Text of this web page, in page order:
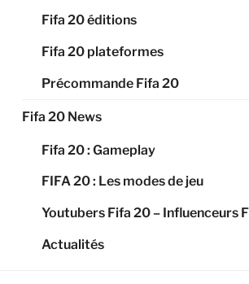
Fifa 20 éditions
Fifa 20 plateformes
Précommande Fifa 20
Fifa 20 News
Fifa 20 : Gameplay
FIFA 20 : Les modes de jeu
Youtubers Fifa 20 – Influenceurs
Actualités